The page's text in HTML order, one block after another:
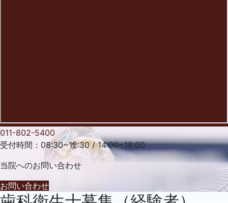
011-802-5400
受付時間：08:30~12:30 / 14:00~18:00
当院へのお問い合わせ
お問い合わせ